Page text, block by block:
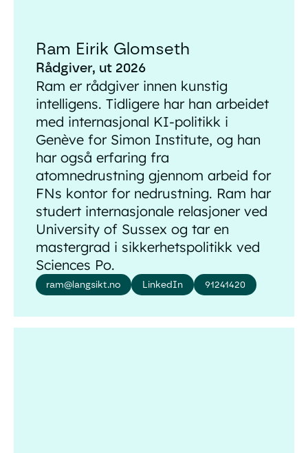
Ram Eirik Glomseth
Rådgiver, ut 2026
Ram er rådgiver innen kunstig
intelligens. Tidligere har han arbeidet
med internasjonal KI-politikk i
Genève for Simon Institute, og han
har også erfaring fra
atomnedrustning gjennom arbeid for
FNs kontor for nedrustning. Ram har
studert internasjonale relasjoner ved
University of Sussex og tar en
mastergrad i sikkerhetspolitikk ved
Sciences Po.
ram@langsikt.no LinkedIn 91241420